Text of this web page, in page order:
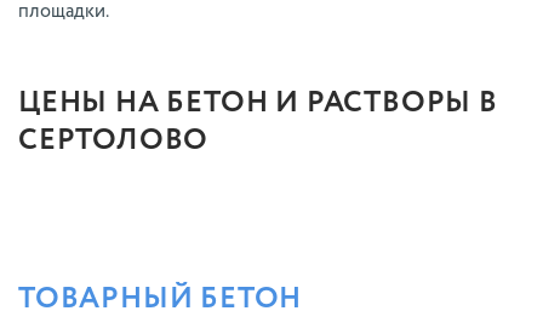
площадки.
ЦЕНЫ НА БЕТОН И РАСТВОРЫ В
СЕРТОЛОВО
ТОВАРНЫЙ БЕТОН